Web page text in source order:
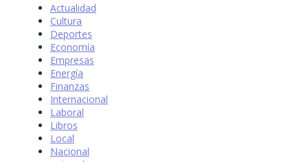
Actualidad
Cultura
Deportes
Economía
Empresas
Energía
Finanzas
Internacional
Laboral
Libros
Local
Nacional